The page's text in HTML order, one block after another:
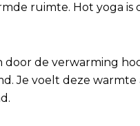
ruimte. Hot yoga is
de verwarming
Je voelt deze warmte